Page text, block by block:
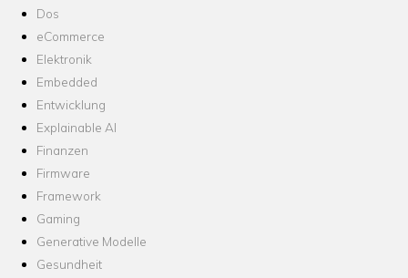
Dos
eCommerce
Elektronik
Embedded
Entwicklung
Explainable AI
Finanzen
Firmware
Framework
Gaming
Generative Modelle
Gesundheit